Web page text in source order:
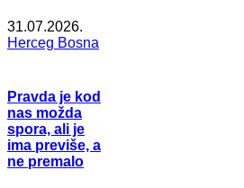
31.07.2026.
Herceg Bosna
Pravda je kod
nas možda
spora, ali je
ima previše, a
ne premalo